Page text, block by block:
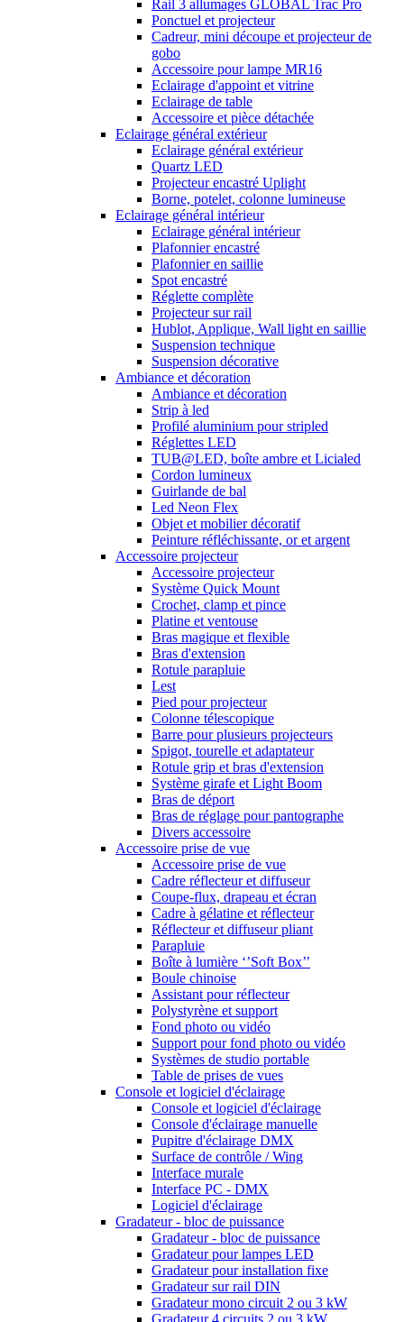
Rail 3 allumages GLOBAL Trac Pro
Ponctuel et projecteur
Cadreur, mini découpe et projecteur de
gobo
Accessoire pour lampe MR16
Eclairage d'appoint et vitrine
Eclairage de table
Accessoire et pièce détachée
Eclairage général extérieur
Eclairage général extérieur
Quartz LED
Projecteur encastré Uplight
Borne, potelet, colonne lumineuse
Eclairage général intérieur
Eclairage général intérieur
Plafonnier encastré
Plafonnier en saillie
Spot encastré
Réglette complète
Projecteur sur rail
Hublot, Applique, Wall light en saillie
Suspension technique
Suspension décorative
Ambiance et décoration
Ambiance et décoration
Strip à led
Profilé aluminium pour stripled
Réglettes LED
TUB@LED, boîte ambre et Licialed
Cordon lumineux
Guirlande de bal
Led Neon Flex
Objet et mobilier décoratif
Peinture réfléchissante, or et argent
Accessoire projecteur
Accessoire projecteur
Système Quick Mount
Crochet, clamp et pince
Platine et ventouse
Bras magique et flexible
Bras d'extension
Rotule parapluie
Lest
Pied pour projecteur
Colonne télescopique
Barre pour plusieurs projecteurs
Spigot, tourelle et adaptateur
Rotule grip et bras d'extension
Système girafe et Light Boom
Bras de déport
Bras de réglage pour pantographe
Divers accessoire
Accessoire prise de vue
Accessoire prise de vue
Cadre réflecteur et diffuseur
Coupe-flux, drapeau et écran
Cadre à gélatine et réflecteur
Réflecteur et diffuseur pliant
Parapluie
Boîte à lumière ‘’Soft Box’’
Boule chinoise
Assistant pour réflecteur
Polystyrène et support
Fond photo ou vidéo
Support pour fond photo ou vidéo
Systèmes de studio portable
Table de prises de vues
Console et logiciel d'éclairage
Console et logiciel d'éclairage
Console d'éclairage manuelle
Pupitre d'éclairage DMX
Surface de contrôle / Wing
Interface murale
Interface PC - DMX
Logiciel d'éclairage
Gradateur - bloc de puissance
Gradateur - bloc de puissance
Gradateur pour lampes LED
Gradateur pour installation fixe
Gradateur sur rail DIN
Gradateur mono circuit 2 ou 3 kW
Gradateur 4 circuits 2 ou 3 kW